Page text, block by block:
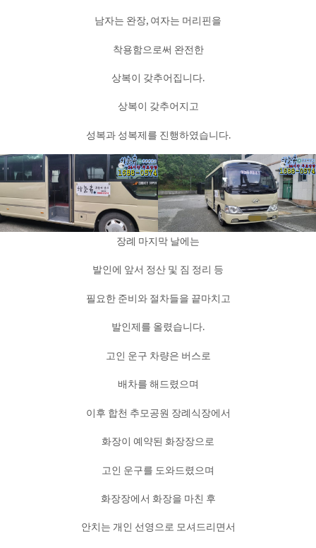
남자는 완장, 여자는 머리핀을
착용함으로써 완전한
상복이 갖추어집니다.
상복이 갖추어지고
성복과 성복제를 진행하였습니다.
장례 마지막 날에는
발인에 앞서 정산 및 짐 정리 등
필요한 준비와 절차들을 끝마치고
발인제를 올렸습니다.
고인 운구 차량은 버스로
배차를 해드렸으며
이후 합천 추모공원 장례식장에서
화장이 예약된 화장장으로
고인 운구를 도와드렸으며
화장장에서 화장을 마친 후
안치는 개인 선영으로 모셔드리면서